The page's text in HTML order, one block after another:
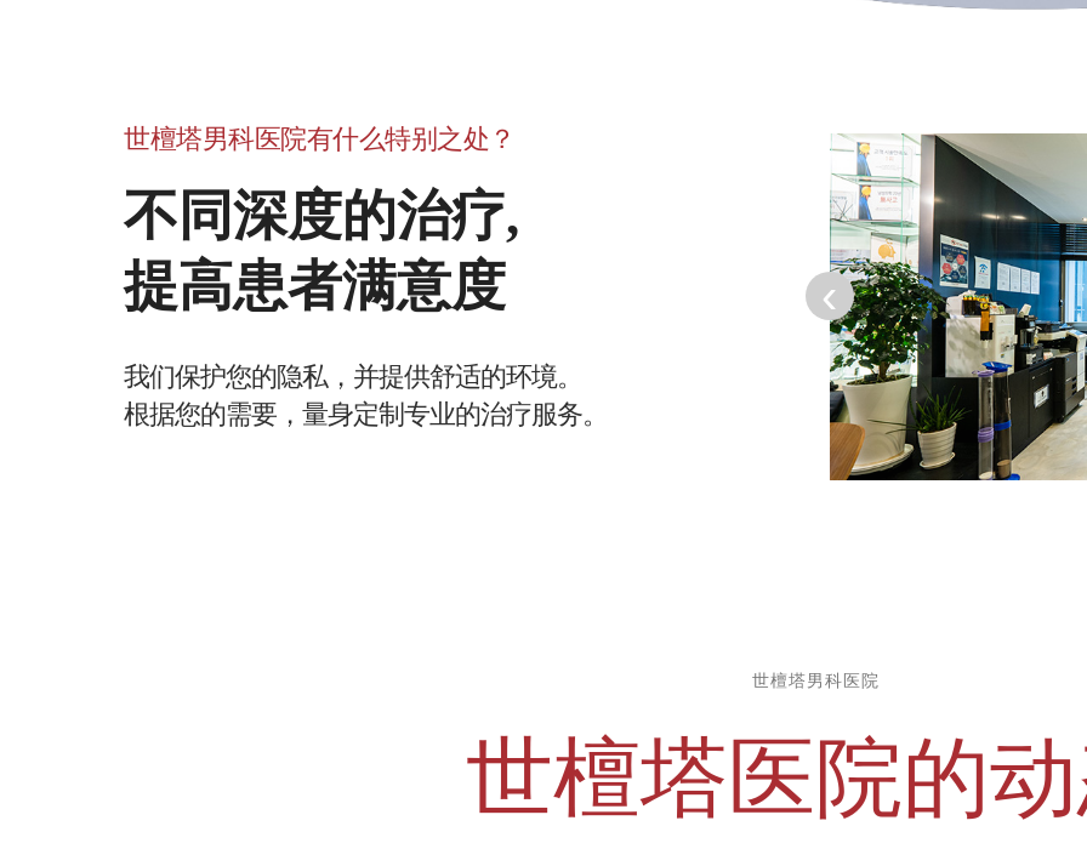
世檀塔男科医院有什么特别之处？
不同深度的治疗,
提高患者满意度
我们保护您的隐私，并提供舒适的环境。
根据您的需要，量身定制专业的治疗服务。
‹
世檀塔男科医院
世檀塔医院的